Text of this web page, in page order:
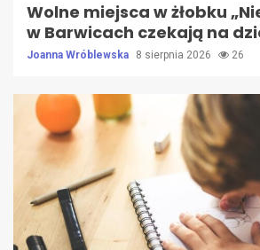
Wolne miejsca w żłobku
w Barwicach czekają na
Joanna Wróblewska 8 sierpnia 2026 26